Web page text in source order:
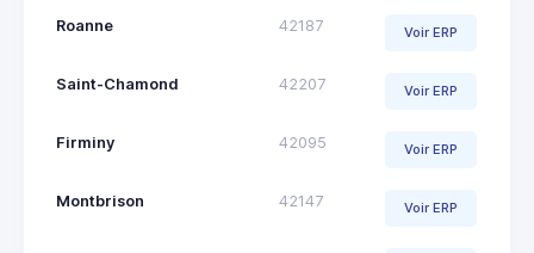
Roanne 42187 Voir ERP
Saint-Chamond 42207 Voir ERP
Firminy 42095 Voir ERP
Montbrison 42147 Voir ERP